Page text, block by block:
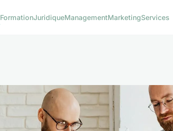
FormationJuridiqueManagementMarketingServices